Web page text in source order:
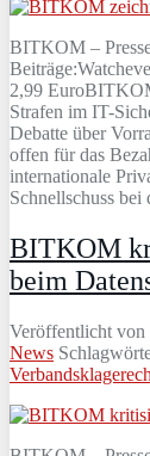
BITKOM –
2,99
Strafen im IT-
Debatte über
offen für das
internationale
Schnellschuss bei
BITKOM
beim
Veröffentlicht von
News